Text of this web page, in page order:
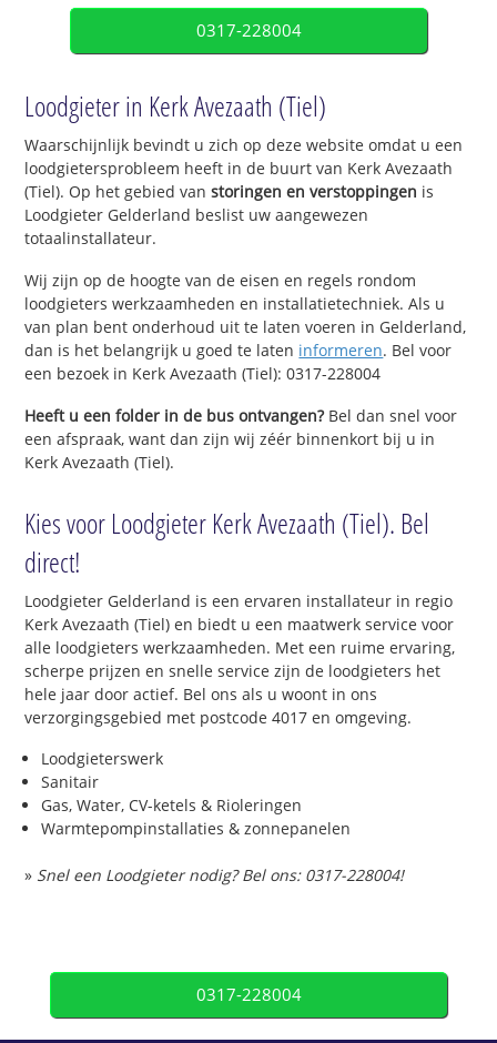
0317-228004
Loodgieter in Kerk Avezaath (Tiel)
Waarschijnlijk bevindt u zich op deze website omdat u een
loodgietersprobleem heeft in de buurt van Kerk Avezaath
(Tiel). Op het gebied vanstoringen en verstoppingen is
Loodgieter Gelderland beslist uw aangewezen
totaalinstallateur.
Wij zijn op de hoogte van de eisen en regels rondom
loodgieters werkzaamheden en installatietechniek. Als u
van plan bent onderhoud uit te laten voeren in Gelderland,
dan is het belangrijk u goed te laten informeren. Bel voor
een bezoek in Kerk Avezaath (Tiel): 0317-228004
Heeft u een folder in de bus ontvangen?Bel dan snel voor
een afspraak, want dan zijn wij zéér binnenkort bij u in
Kerk Avezaath (Tiel).
Kies voor Loodgieter Kerk Avezaath (Tiel). Bel
direct!
Loodgieter Gelderland is een ervaren installateur in regio
Kerk Avezaath (Tiel) en biedt u een maatwerk service voor
alle loodgieters werkzaamheden. Met een ruime ervaring,
scherpe prijzen en snelle service zijn de loodgieters het
hele jaar door actief. Bel ons als u woont in ons
verzorgingsgebied met postcode 4017 en omgeving.
Loodgieterswerk
Sanitair
Gas, Water, CV-ketels & Rioleringen
Warmtepompinstallaties & zonnepanelen
» Snel een Loodgieter nodig? Bel ons: 0317-228004!
0317-228004